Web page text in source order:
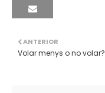
ANTERIOR
Volar menys o no volar?